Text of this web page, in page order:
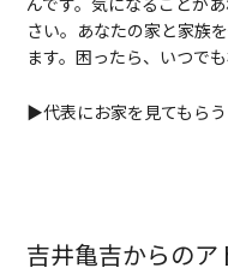
さい。あなたの家と家族
ます。困ったら、いつで
▶代表にお家を見てもらう
吉井亀吉からのア